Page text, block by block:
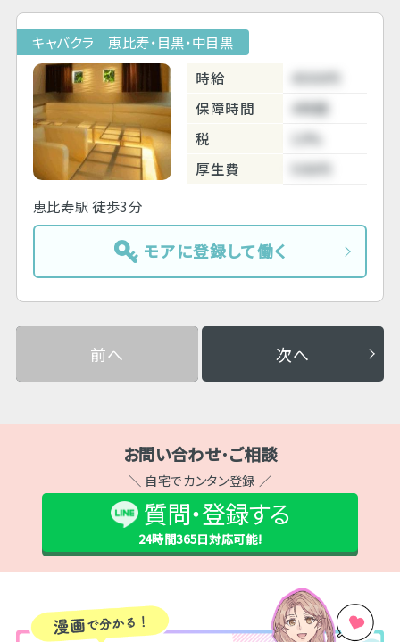
キャバクラ 恵比寿・目黒・中目黒
時給
4500円
保障時間
4時間
税
10%
厚生費
500円
恵比寿駅 徒歩3分
モアに登録して働く
前へ 次へ
お問い合わせ･ご相談
＼ 自宅でカンタン登録 ／
質問・登録する
24時間365日対応可能!